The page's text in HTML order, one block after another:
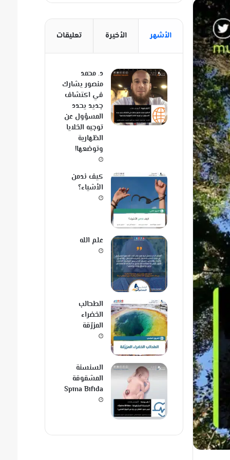
الأشهر الأخيرة تعليقات
د. محمد
منصور يشارك
في اكتشاف
جديد يحدد
المسؤول عن
توجيه الخلايا
الظهارية
وتوضعها!
كيف ندمن
الأشياء؟
علم الله
الطحالب
الخضراء
المزرّقة
السنسنة
المشقوقة
Spina Bifida